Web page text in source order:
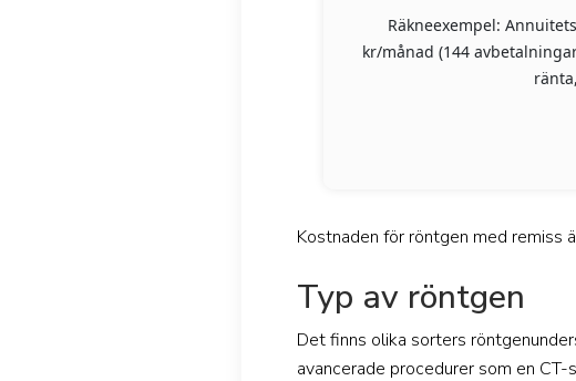
Räkneexempel:
kr/månad (144
Kostnaden för röntgen med remiss
Typ av röntgen
Det finns olika sorters
avancerade procedurer som en